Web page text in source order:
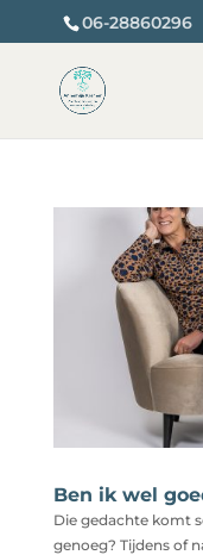
06-28860296
Ben ik wel
Die gedachte komt
genoeg? Tijdens of